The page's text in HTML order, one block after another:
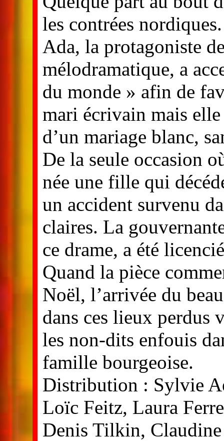
les contrées nordiques.
Ada, la protagoniste
mélodramatique, a
du monde » afin de
mari écrivain mais
d’un mariage blanc,
De la seule occasion
née une fille qui
un accident survenu
claires. La
ce drame, a été
Quand la pièce
Noël, l’arrivée du
dans ces lieux perdus
les non-dits enfouis
famille bourgeoise.
Distribution : Sylvie
Loïc Feitz, Laura
Denis Tilkin,